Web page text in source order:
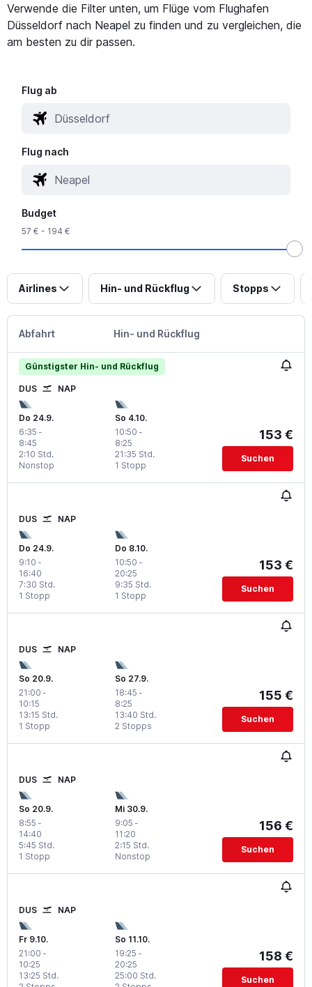
Verwende die Filter unten, um Flüge vom Flughafen
Düsseldorf nach Neapel zu finden und zu vergleichen, die
am besten zu dir passen.
Flug ab
Flug nach
Budget
57 € - 194 €
Airlines Hin- und Rückflug Stopps
Abfahrt Hin- und Rückflug
Günstigster Hin- und Rückflug
DUS NAP
Do 24.9.
6:35 -
8:45
Nonstop
2:10 Std.
So 4.10.
10:50 -
8:25
1 Stopp
21:35 Std.
153 €
Suchen
DUS NAP
Do 24.9.
9:10 -
16:40
1 Stopp
7:30 Std.
Do 8.10.
10:50 -
20:25
1 Stopp
9:35 Std.
153 €
Suchen
DUS NAP
So 20.9.
21:00 -
10:15
1 Stopp
13:15 Std.
So 27.9.
18:45 -
8:25
2 Stopps
13:40 Std.
155 €
Suchen
DUS NAP
So 20.9.
8:55 -
14:40
1 Stopp
5:45 Std.
Mi 30.9.
9:05 -
11:20
Nonstop
2:15 Std.
156 €
Suchen
DUS NAP
Fr 9.10.
21:00 -
10:25
13:25 Std.
So 11.10.
19:25 -
20:25
25:00 Std.
158 €
Suchen